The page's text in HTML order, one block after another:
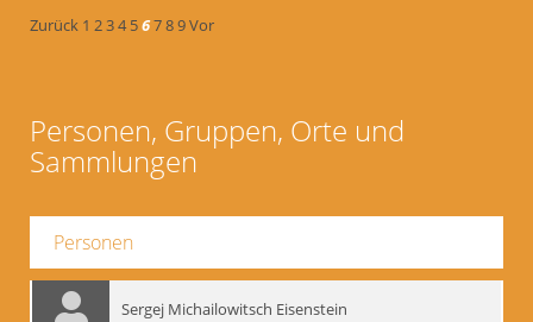
Zurück 1 234 56789Vor
Personen, Gruppen, Orte und
Sammlungen
Personen
Sergej Michailowitsch Eisenstein